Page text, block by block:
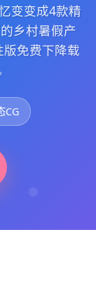
变变成4款精
乡村暑假产
免费下降载
CG